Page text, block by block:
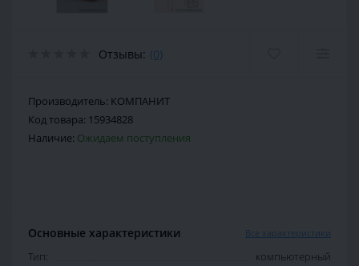
Отзывы: (0)
Производитель: КОМПАНИТ
Код товара: 15934828
Наличие: Ожидаем поступления
Основные характеристики Все характеристики
Тип:
компьютерный